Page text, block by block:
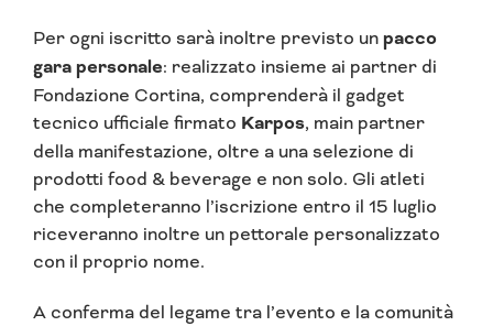
Per ogni iscritto sarà inoltre previsto unpacco
gara personale: realizzato insieme ai partner di
Fondazione Cortina, comprenderà il gadget
tecnico ufficiale firmato Karpos, main partner
della manifestazione, oltre a una selezione di
prodotti food & beverage e non solo. Gli atleti
che completeranno l’iscrizione entro il 15 luglio
riceveranno inoltre un pettorale personalizzato
con il proprio nome.
A conferma del legame tra l’evento e la comunità